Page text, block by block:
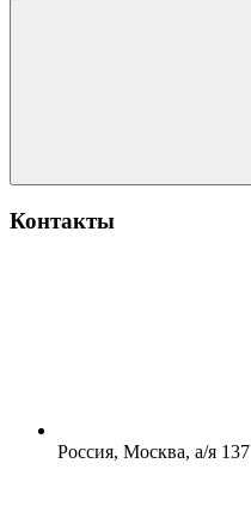
Контакты
Россия, Москва, а/я 137